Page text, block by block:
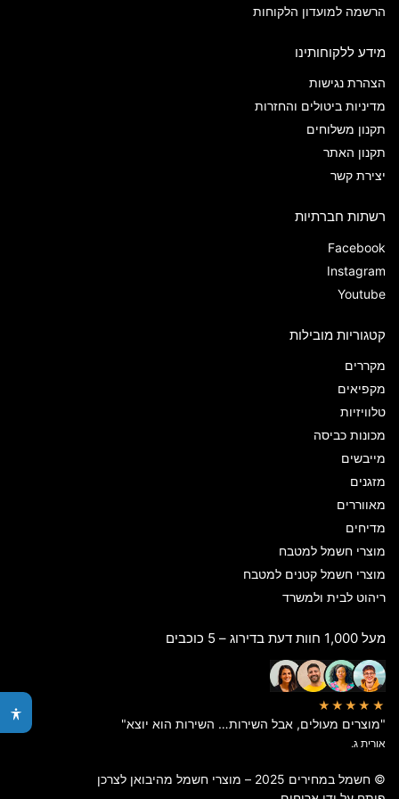
הרשמה למועדון הלקוחות
מידע ללקוחותינו
הצהרת נגישות
מדיניות ביטולים והחזרות
תקנון משלוחים
תקנון האתר
יצירת קשר
רשתות חברתיות
Facebook
Instagram
Youtube
קטגוריות מובילות
מקררים
מקפיאים
טלוויזיות
מכונות כביסה
מייבשים
מזגנים
מאווררים
מדיחים
מוצרי חשמל למטבח
מוצרי חשמל קטנים למטבח
ריהוט לבית ולמשרד
מעל 1,000 חוות דעת בדירוג – 5 כוכבים
★★★★★
"מוצרים מעולים, אבל השירות… השירות הוא יוצא"
אורית ג.
© חשמל במחירים 2025 – מוצרי חשמל מהיבואן לצרכן